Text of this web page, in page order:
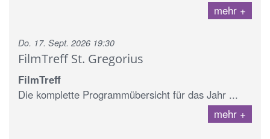
mehr
FilmTreff St. Gregorius
Do. 17. Sept. 2026 19:30
FilmTreff
Die komplette Programmübersicht für das Jahr ...
mehr